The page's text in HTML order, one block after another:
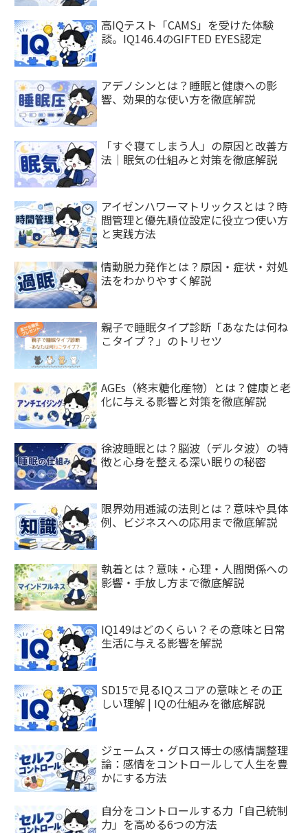
高IQテスト「CAMS」を受けた体験
談。IQ146.4のGIFTED EYES認定
アデノシンとは？睡眠と健康への影
響、効果的な使い方を徹底解説
「すぐ寝てしまう人」の原因と改善方
法｜眠気の仕組みと対策を徹底解説
アイゼンハワーマトリックスとは？時
間管理と優先順位設定に役立つ使い方
と実践方法
情動脱力発作とは？原因・症状・対処
法をわかりやすく解説
親子で睡眠タイプ診断「あなたは何ね
こタイプ？」のトリセツ
AGEs（終末糖化産物）とは？健康と老
化に与える影響と対策を徹底解説
徐波睡眠とは？脳波（デルタ波）の特
徴と心身を整える深い眠りの秘密
限界効用逓減の法則とは？意味や具体
例、ビジネスへの応用まで徹底解説
執着とは？意味・心理・人間関係への
影響・手放し方まで徹底解説
IQ149はどのくらい？その意味と日常
生活に与える影響を解説
SD15で見るIQスコアの意味とその正
しい理解 | IQの仕組みを徹底解説
ジェームス・グロス博士の感情調整理
論：感情をコントロールして人生を豊
かにする方法
自分をコントロールする力「自己統制
力」を高める6つの方法